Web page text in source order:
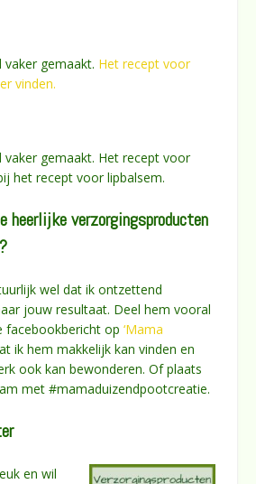
vaker gemaakt. Het recept voor
vinden.
vaker gemaakt. Het recept voor
het recept voor lipbalsem.
heerlijke verzorgingsproducten
wel dat ik ontzettend
jouw resultaat. Deel hem vooral
facebookbericht op ‘Mama
ik hem makkelijk kan vinden en
ook kan bewonderen. Of plaats
met #mamaduizendpootcreatie.
en wil